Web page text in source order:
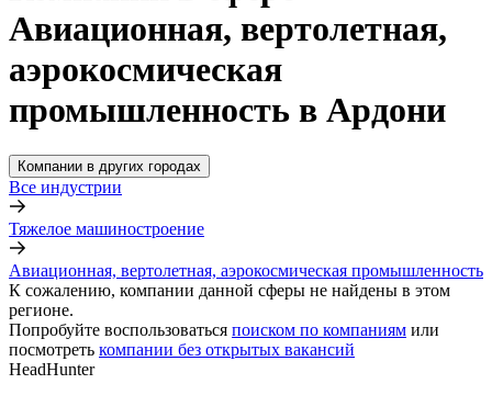
Авиационная, вертолетная,
аэрокосмическая
промышленность в Ардони
Компании в других городах
Все индустрии
Тяжелое машиностроение
Авиационная, вертолетная, аэрокосмическая промышленность
К сожалению, компании данной сферы не найдены в этом
регионе.
Попробуйте воспользоваться поиском по компаниям или
посмотреть компании без открытых вакансий
HeadHunter